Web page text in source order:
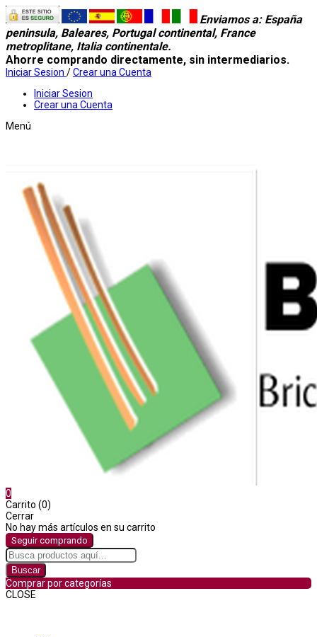
Enviamos a: España
peninsula, Baleares, Portugal continental, France
metroplitane, Italia continentale.
Ahorre comprando directamente, sin intermediarios.
Iniciar Sesion /Crear una Cuenta
Iniciar Sesion
Crear una Cuenta
Menú
0
Carrito (0)
Cerrar
No hay más artículos en su carrito
Seguir comprando
Buscar
Comprar por categorías
CLOSE